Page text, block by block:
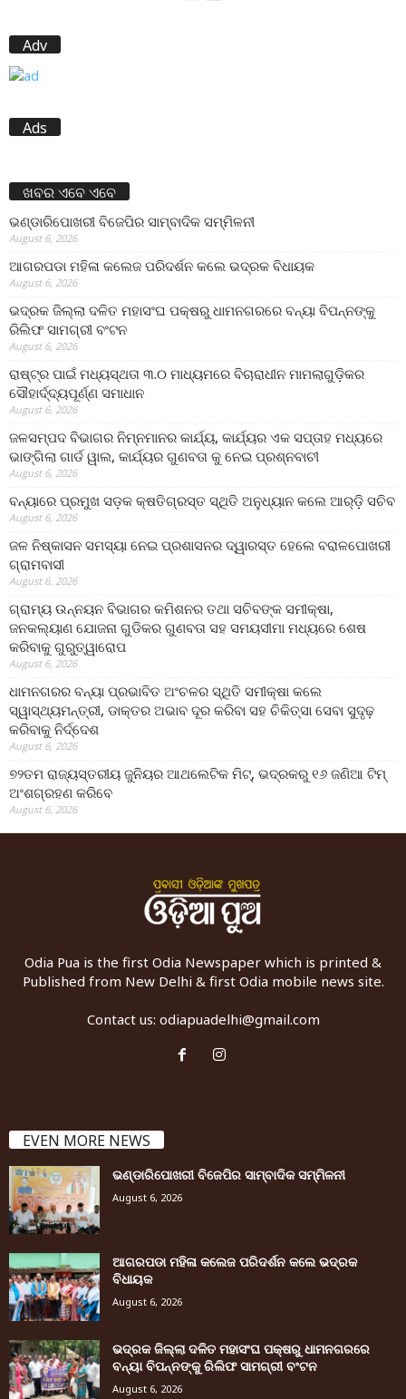
Adv
Ads
ଖବର ଏବେ ଏବେ
ଭଣ୍ଡାରିପୋଖରୀ ବିଜେପିର ସାମ୍ବାଦିକ ସମ୍ମିଳନୀ
August 6, 2026
ଆଗରପଡା ମହିଳା କଲେଜ ପରିଦର୍ଶନ କଲେ ଭଦ୍ରକ ବିଧାୟକ
August 6, 2026
ଭଦ୍ରକ ଜିଲ୍ଲା ଦଳିତ ମହାସଂଘ ପକ୍ଷରୁ ଧାମନଗରରେ ବନ୍ୟା ବିପନ୍ନଙ୍କୁ
ରିଲିଫ ସାମଗ୍ରୀ ବଂଟନ
August 6, 2026
ରାଷ୍ଟ୍ର ପାଇଁ ମଧ୍ୟସ୍ଥତା ୩.୦ ମାଧ୍ୟମରେ ବିଚାରାଧୀନ ମାମଲାଗୁଡ଼ିକର
ସୌହାର୍ଦ୍ଦ୍ୟପୂର୍ଣ୍ଣ ସମାଧାନ
August 6, 2026
ଜଳସମ୍ପଦ ବିଭାଗର ନିମ୍ନମାନର କାର୍ଯ୍ୟ, କାର୍ଯ୍ୟର ଏକ ସପ୍ତାହ ମଧ୍ୟରେ
ଭାଙ୍ଗିଲା ଗାର୍ଡ ୱାଲ, କାର୍ଯ୍ୟର ଗୁଣବତା କୁ ନେଇ ପ୍ରଶ୍ନବାଚୀ
August 6, 2026
ବନ୍ୟାରେ ପ୍ରମୁଖ ସଡ଼କ କ୍ଷତିଗ୍ରସ୍ତ ସ୍ଥିତି ଅନୁଧ୍ୟାନ କଲେ ଆର୍‌ଡ଼ି ସଚିବ
August 6, 2026
ଜଳ ନିଷ୍କାସନ ସମସ୍ୟା ନେଇ ପ୍ରଶାସନର ଦ୍ୱାରସ୍ତ ହେଲେ ବରାଳପୋଖରୀ
ଗ୍ରାମବାସୀ
August 6, 2026
ଗ୍ରାମ୍ୟ ଉନ୍ନୟନ ବିଭାଗର କମିଶନର ତଥା ସଚିବଙ୍କ ସମୀକ୍ଷା,
ଜନକଲ୍ୟାଣ ଯୋଜନା ଗୁଡିକର ଗୁଣବତା ସହ ସମୟସୀମା ମଧ୍ୟରେ ଶେଷ
କରିବାକୁ ଗୁରୁତ୍ୱାରୋପ
August 6, 2026
ଧାମନଗରର ବନ୍ୟା ପ୍ରଭାବିତ ଅଂଚଳର ସ୍ଥିତି ସମୀକ୍ଷା କଲେ
ସ୍ୱାସ୍ଥ୍ୟମନ୍ତ୍ରୀ, ଡାକ୍ତର ଅଭାବ ଦୂର କରିବା ସହ ଚିକିତ୍ସା ସେବା ସୁଦୃଢ଼
କରିବାକୁ ନିର୍ଦ୍ଦେଶ
August 6, 2026
୭୨ତମ ରାଜ୍ୟସ୍ତରୀୟ ଜୁନିୟର ଆଥଲେଟିକ ମିଟ୍‌, ଭଦ୍ରକରୁ ୧୬ ଜଣିଆ ଟିମ୍
ଅଂଶଗ୍ରହଣ କରିବେ
August 6, 2026
Odia Pua is the first Odia Newspaper which is printed &
Published from New Delhi & first Odia mobile news site.
Contact us: odiapuadelhi@gmail.com
EVEN MORE NEWS
ଭଣ୍ଡାରିପୋଖରୀ ବିଜେପିର ସାମ୍ବାଦିକ ସମ୍ମିଳନୀ
August 6, 2026
ଆଗରପଡା ମହିଳା କଲେଜ ପରିଦର୍ଶନ କଲେ ଭଦ୍ରକ
ବିଧାୟକ
August 6, 2026
ଭଦ୍ରକ ଜିଲ୍ଲା ଦଳିତ ମହାସଂଘ ପକ୍ଷରୁ ଧାମନଗରରେ
ବନ୍ୟା ବିପନ୍ନଙ୍କୁ ରିଲିଫ ସାମଗ୍ରୀ ବଂଟନ
August 6, 2026